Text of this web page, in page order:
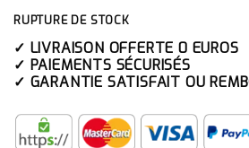
49.28€.
RUPTURE DE STOCK
✓ LIVRAISON OFFERTE 0 EUROS
✓ PAIEMENTS SÉCURISÉS
✓ GARANTIE SATISFAIT OU